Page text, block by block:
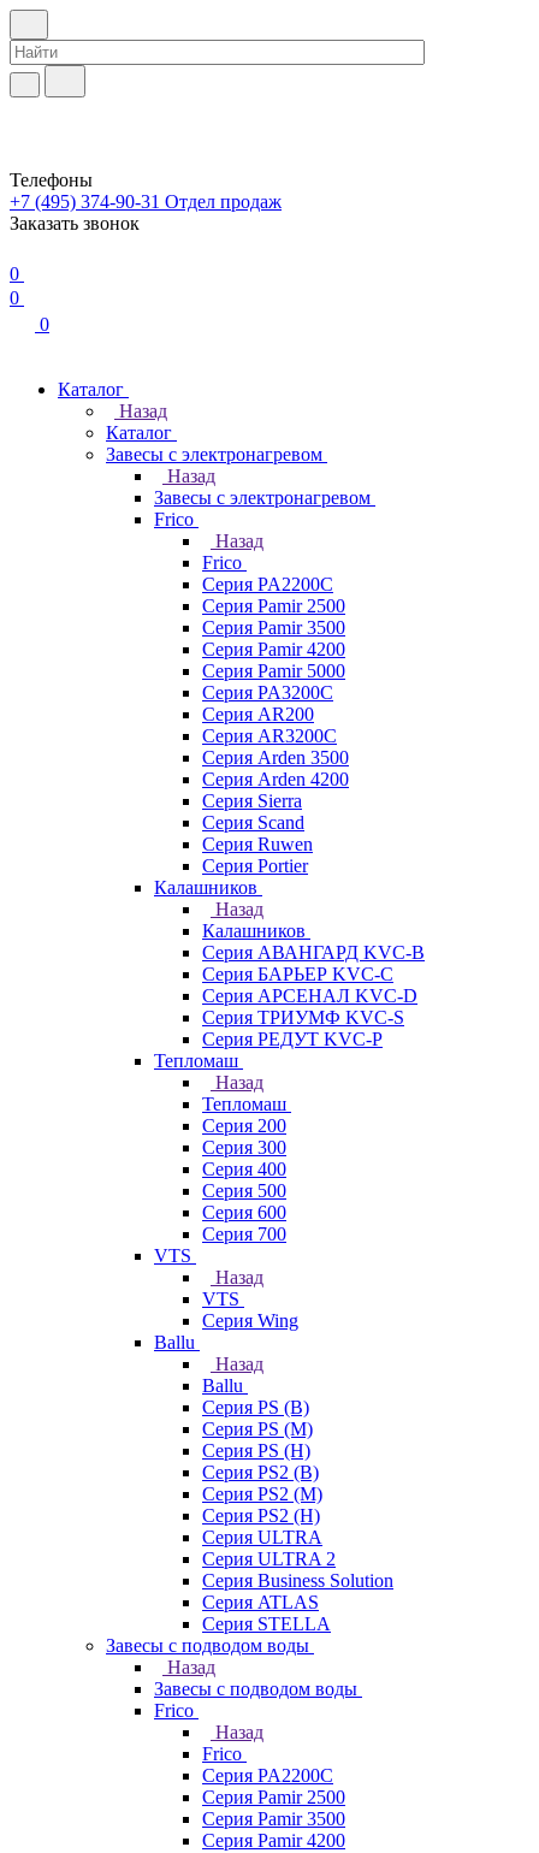
Телефоны
+7 (495) 374-90-31 Отдел продаж
Заказать звонок
0
0
0
Каталог
Назад
Каталог
Завесы с электронагревом
Назад
Завесы с электронагревом
Frico
Назад
Frico
Серия PA2200C
Серия Pamir 2500
Серия Pamir 3500
Серия Pamir 4200
Серия Pamir 5000
Серия PA3200C
Серия AR200
Серия AR3200C
Серия Arden 3500
Серия Arden 4200
Серия Sierra
Серия Scand
Серия Ruwen
Серия Portier
Калашников
Назад
Калашников
Серия АВАНГАРД KVC-B
Серия БАРЬЕР KVC-C
Серия АРСЕНАЛ KVC-D
Серия ТРИУМФ KVC-S
Серия РЕДУТ KVC-P
Тепломаш
Назад
Тепломаш
Серия 200
Серия 300
Серия 400
Серия 500
Серия 600
Серия 700
VTS
Назад
VTS
Серия Wing
Ballu
Назад
Ballu
Серия PS (B)
Серия PS (M)
Серия PS (H)
Серия PS2 (B)
Серия PS2 (M)
Серия PS2 (H)
Серия ULTRA
Серия ULTRA 2
Серия Business Solution
Серия ATLAS
Серия STELLA
Завесы с подводом воды
Назад
Завесы с подводом воды
Frico
Назад
Frico
Серия PA2200C
Серия Pamir 2500
Серия Pamir 3500
Серия Pamir 4200